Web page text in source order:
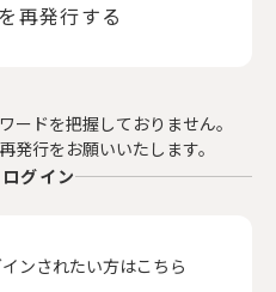
再発行する
ドを把握しておりません。
発行をお願いいたします。
グイン
ンされたい方はこちら